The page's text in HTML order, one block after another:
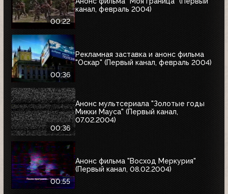
00:22
канал, февраль 2004)
00:36
Рекламная заставка и анонс фильма
"Оскар" (Первый канал, февраль 2004)
00:36
Анонс мультсериала "Золотые годы
Микки Мауса" (Первый канал,
07.02.2004)
00:55
Анонс фильма "Восход Меркурия"
(Первый канал, 08.02.2004)